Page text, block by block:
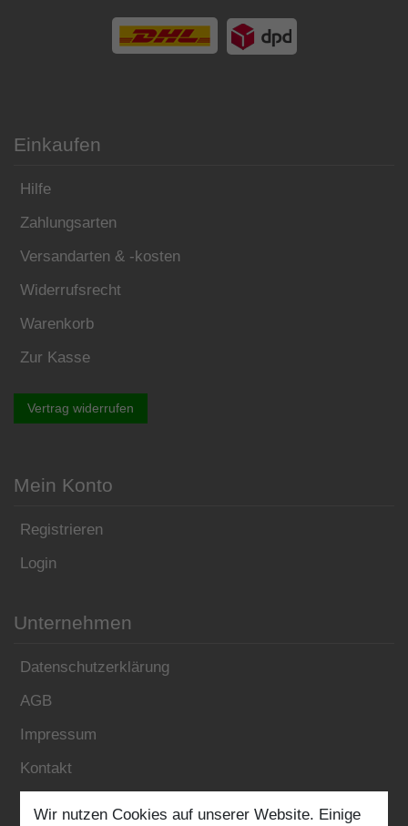
Einkaufen
Hilfe
Zahlungsarten
Versandarten & -kosten
Widerrufsrecht
Warenkorb
Zur Kasse
Vertrag widerrufen
Mein Konto
Registrieren
Login
Unternehmen
Datenschutzerklärung
AGB
Impressum
Kontakt
Folgen Sie uns:
Wir nutzen Cookies auf unserer Website. Einige